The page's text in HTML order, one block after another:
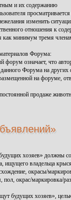
и их содержанию
изменить
отношения к
минимум тремя
Форума:
означает, что
Форума на других
на форуме,
продаже
хозяев» должны
ищущего владельца
окрасы/
окрас/маркировка/
будущих хозяев»,